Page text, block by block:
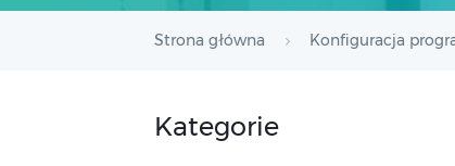
Strona główna Konfiguracja
Kategorie